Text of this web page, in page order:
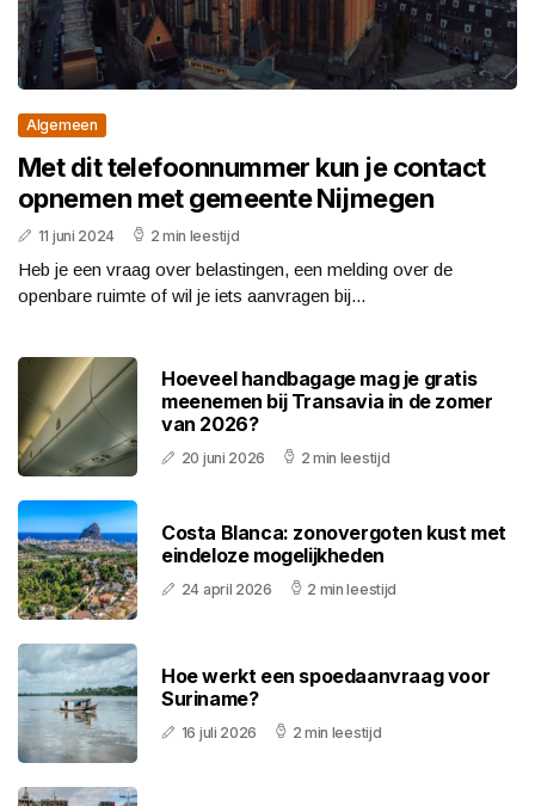
Algemeen
Met dit telefoonnummer kun je contact
opnemen met gemeente Nijmegen
11 juni 2024 2 min leestijd
Heb je een vraag over belastingen, een melding over de
openbare ruimte of wil je iets aanvragen bij...
Hoeveel handbagage mag je gratis
meenemen bij Transavia in de zomer
van 2026?
20 juni 2026 2 min leestijd
Costa Blanca: zonovergoten kust met
eindeloze mogelijkheden
24 april 2026 2 min leestijd
Hoe werkt een spoedaanvraag voor
Suriname?
16 juli 2026 2 min leestijd